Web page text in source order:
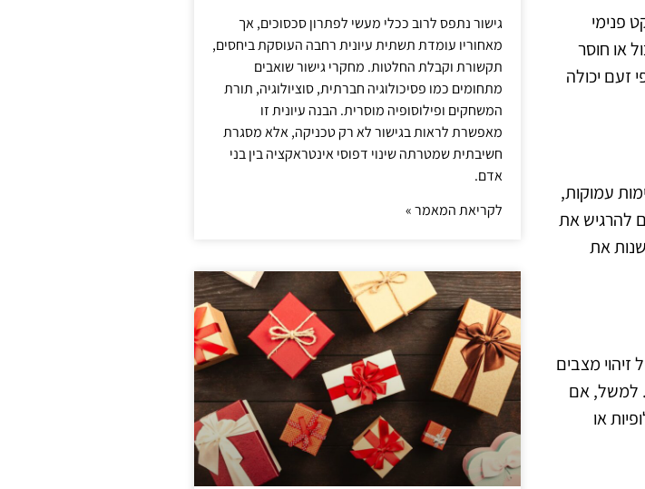
פנימי
או חוסר
זעם יכולה
עמוקות,
להרגיש את
את
מצבים
למשל, אם
או
גישור נתפס לרוב ככלי מעשי לפתרון סכסוכים, אך
מאחוריו עומדת תשתית עיונית רחבה העוסקת ביחסים,
תקשורת וקבלת החלטות. מחקרי גישור שואבים
מתחומים כמו פסיכולוגיה חברתית, סוציולוגיה, תורת
המשחקים ופילוסופיה מוסרית. הבנה עיונית זו
מאפשרת לראות בגישור לא רק טכניקה, אלא מסגרת
חשיבתית שמטרתה שינוי דפוסי אינטראקציה בין בני
אדם.
לקריאת המאמר »